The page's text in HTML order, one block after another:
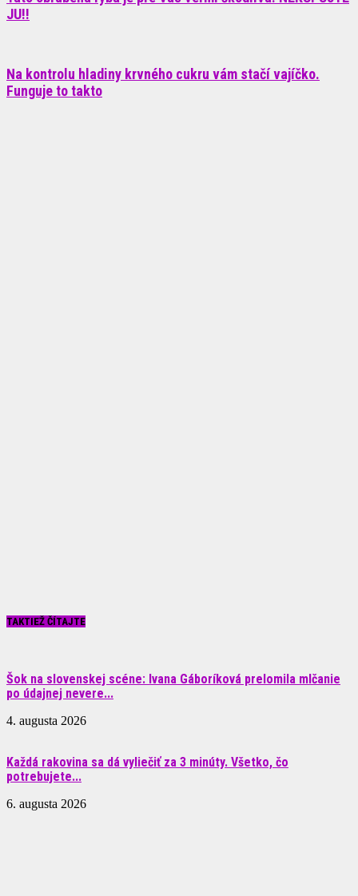
JU!!
Na kontrolu hladiny krvného cukru vám stačí vajíčko.
Funguje to takto
TAKTIEŽ ČÍTAJTE
Šok na slovenskej scéne: Ivana Gáboríková prelomila mlčanie
po údajnej nevere...
4. augusta 2026
Každá rakovina sa dá vyliečiť za 3 minúty. Všetko, čo
potrebujete...
6. augusta 2026